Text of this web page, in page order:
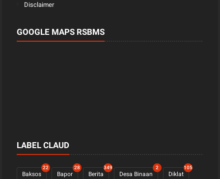
Disclaimer
GOOGLE MAPS RSBMS
LABEL CLAUD
Baksos
22
Bapor
28
Berita
349
Desa Binaan
2
Diklat
105